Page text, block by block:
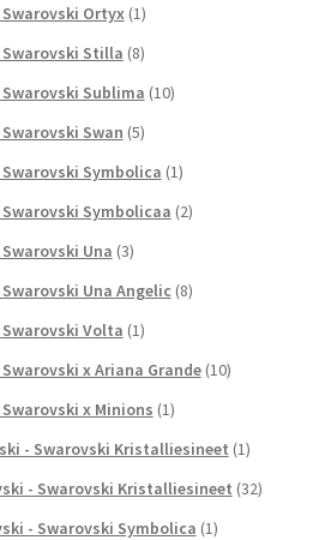
Ortyx (1)
Stilla (8)
Sublima (10)
Swan (5)
Symbolica (1)
Symbolicaa (2)
Una (3)
Una Angelic (8)
Volta (1)
x Ariana Grande (10)
x Minions (1)
- Swarovski Kristalliesineet (1)
- Swarovski Kristalliesineet (32)
- Swarovski Symbolica (1)